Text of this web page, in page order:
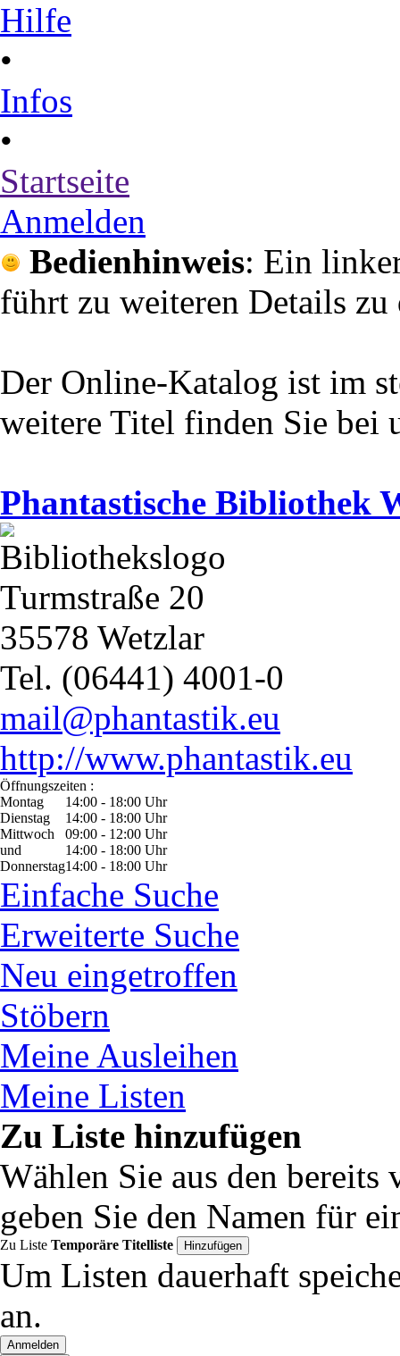
Hilfe
•
Infos
•
Startseite
Anmelden
Bedienhinweis: Ein
führt zu weiteren Details
Der Online-Katalog ist im
weitere Titel finden Sie bei
Phantastische Bibliothek
Turmstraße 20
35578 Wetzlar
Tel. (06441) 4001-0
mail@phantastik.eu
http://www.phantastik.eu
Öffnungszeiten :
Montag
14:00 - 18:00 Uhr
Dienstag
14:00 - 18:00 Uhr
Mittwoch
09:00 - 12:00 Uhr
und
14:00 - 18:00 Uhr
Donnerstag14:00 - 18:00 Uhr
Einfache Suche
Erweiterte Suche
Neu eingetroffen
Stöbern
Meine Ausleihen
Meine Listen
Zu Liste hinzufügen
Wählen Sie aus den bereits
geben Sie den Namen für
Zu Liste Temporäre Titelliste
Um Listen dauerhaft
an.
Anmelden